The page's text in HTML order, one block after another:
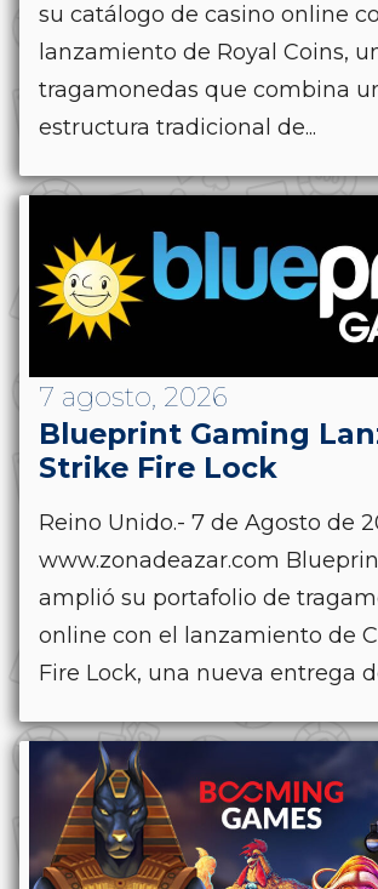
su catálogo de casino online
lanzamiento de Royal Coins,
tragamonedas que combina
estructura tradicional de...
7 agosto, 2026
Blueprint Gaming
Strike Fire Lock
Reino Unido.- 7 de Agosto de
www.zonadeazar.com
amplió su portafolio de
online con el lanzamiento de
Fire Lock, una nueva entrega